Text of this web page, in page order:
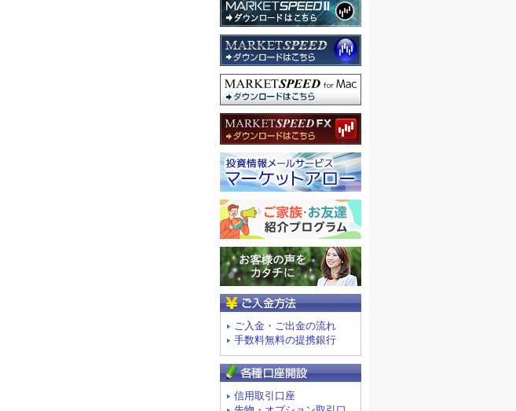
ご入金・ご出金の流れ
手数料無料の提携銀行
信用取引口座